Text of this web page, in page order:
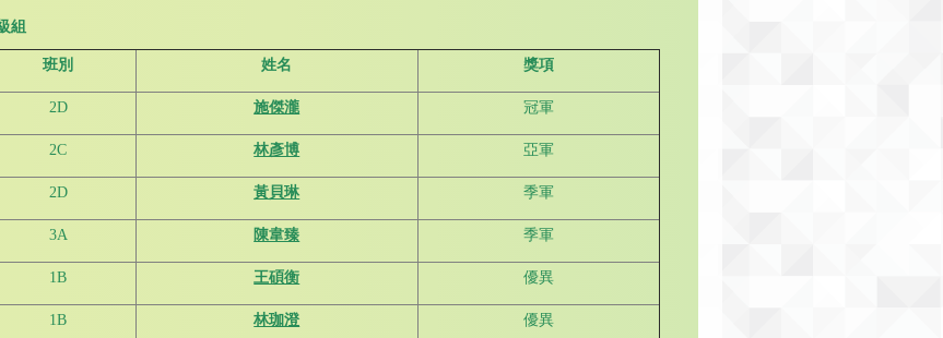
組
班別 姓名 獎項
2D 施傑瀧 冠軍
2C 林彥博 亞軍
2D 黃貝琳 季軍
3A 陳韋臻 季軍
1B 王碩衡 優異
1B 林珈澄 優異